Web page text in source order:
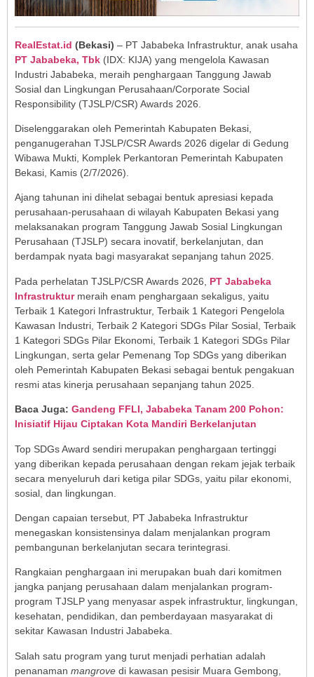
RealEstat.id (Bekasi) – PT Jababeka Infrastruktur, anak usaha
PT Jababeka, Tbk (IDX: KIJA) yang mengelola Kawasan
Industri Jababeka, meraih penghargaan Tanggung Jawab
Sosial dan Lingkungan Perusahaan/Corporate Social
Responsibility (TJSLP/CSR) Awards 2026.
Diselenggarakan oleh Pemerintah Kabupaten Bekasi,
penganugerahan TJSLP/CSR Awards 2026 digelar di Gedung
Wibawa Mukti, Komplek Perkantoran Pemerintah Kabupaten
Bekasi, Kamis (2/7/2026).
Ajang tahunan ini dihelat sebagai bentuk apresiasi kepada
perusahaan-perusahaan di wilayah Kabupaten Bekasi yang
melaksanakan program Tanggung Jawab Sosial Lingkungan
Perusahaan (TJSLP) secara inovatif, berkelanjutan, dan
berdampak nyata bagi masyarakat sepanjang tahun 2025.
Pada perhelatan TJSLP/CSR Awards 2026, PT Jababeka
Infrastrukturmeraih enam penghargaan sekaligus, yaitu
Terbaik 1 Kategori Infrastruktur, Terbaik 1 Kategori Pengelola
Kawasan Industri, Terbaik 2 Kategori SDGs Pilar Sosial, Terbaik
1 Kategori SDGs Pilar Ekonomi, Terbaik 1 Kategori SDGs Pilar
Lingkungan, serta gelar Pemenang Top SDGs yang diberikan
oleh Pemerintah Kabupaten Bekasi sebagai bentuk pengakuan
resmi atas kinerja perusahaan sepanjang tahun 2025.
Baca Juga: Gandeng FFLI, Jababeka Tanam 200 Pohon:
Inisiatif Hijau Ciptakan Kota Mandiri Berkelanjutan
Top SDGs Award sendiri merupakan penghargaan tertinggi
yang diberikan kepada perusahaan dengan rekam jejak terbaik
secara menyeluruh dari ketiga pilar SDGs, yaitu pilar ekonomi,
sosial, dan lingkungan.
Dengan capaian tersebut, PT Jababeka Infrastruktur
menegaskan konsistensinya dalam menjalankan program
pembangunan berkelanjutan secara terintegrasi.
Rangkaian penghargaan ini merupakan buah dari komitmen
jangka panjang perusahaan dalam menjalankan program-
program TJSLP yang menyasar aspek infrastruktur, lingkungan,
kesehatan, pendidikan, dan pemberdayaan masyarakat di
sekitar Kawasan Industri Jababeka.
Salah satu program yang turut menjadi perhatian adalah
penanaman mangrove di kawasan pesisir Muara Gembong,